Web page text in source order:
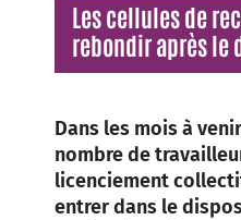
Les cellules de
rebondir après le
Dans les mois à
nombre de
licenciement
entrer dans le